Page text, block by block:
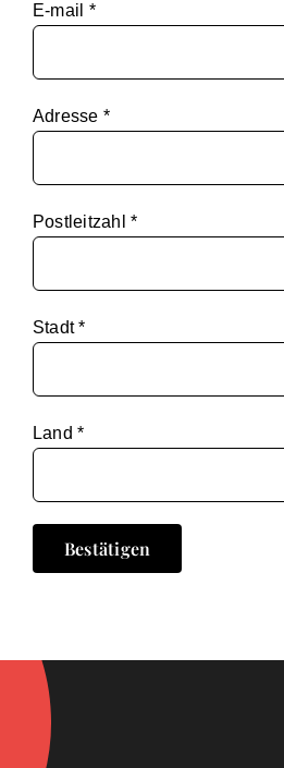
E-mail *
Adresse *
Postleitzahl *
Stadt *
Land *